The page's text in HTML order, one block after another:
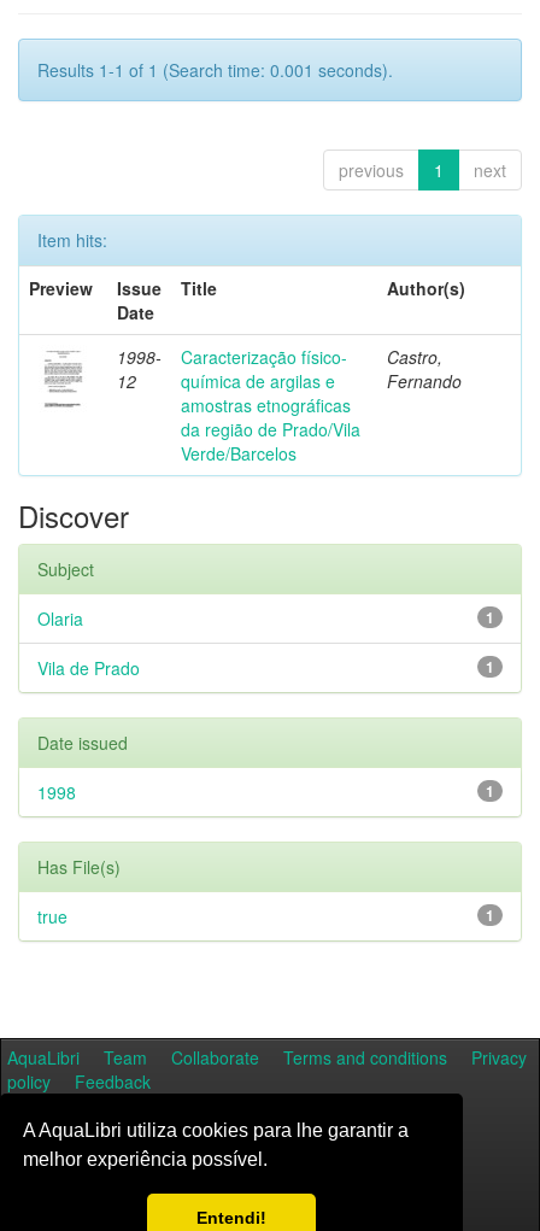
A AquaLibri utiliza cookies para lhe garantir a
melhor experiência possível.
Entendi!
Results 1-1 of 1 (Search time: 0.001 seconds).
previous 1 next
Item hits:
Preview
Issue
Date
Title Author(s)
1998-
12
Caracterização físico-
química de argilas e
amostras etnográficas
da região de Prado/Vila
Verde/Barcelos
Castro,
Fernando
Discover
Subject
1
Olaria
1
Vila de Prado
Date issued
1
1998
Has File(s)
1
true
AquaLibri Team Collaborate Terms and conditions
Privacy
policy
Feedback